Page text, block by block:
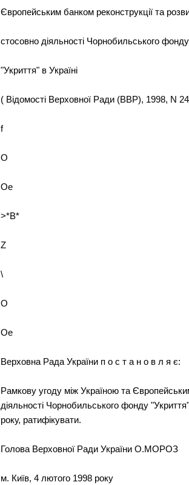
Європейським банком реконструкції та
стосовно діяльності Чорнобильського фонду
"Укриття" в Україні
( Відомості Верховної Ради (ВВР), 1998, N
f
O
Oe
>*B*
Z
\
O
Oe
Верховна Рада України п о с т а н о в л я є:
Рамкову угоду між Україною та
діяльності Чорнобильського фонду
року, ратифікувати.
Голова Верховної Ради України О.МОРОЗ
м. Київ, 4 лютого 1998 року